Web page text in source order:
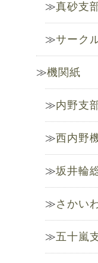
真砂支
サーク
機関紙
内野支
西内野
坂井輪
さかい
五十嵐